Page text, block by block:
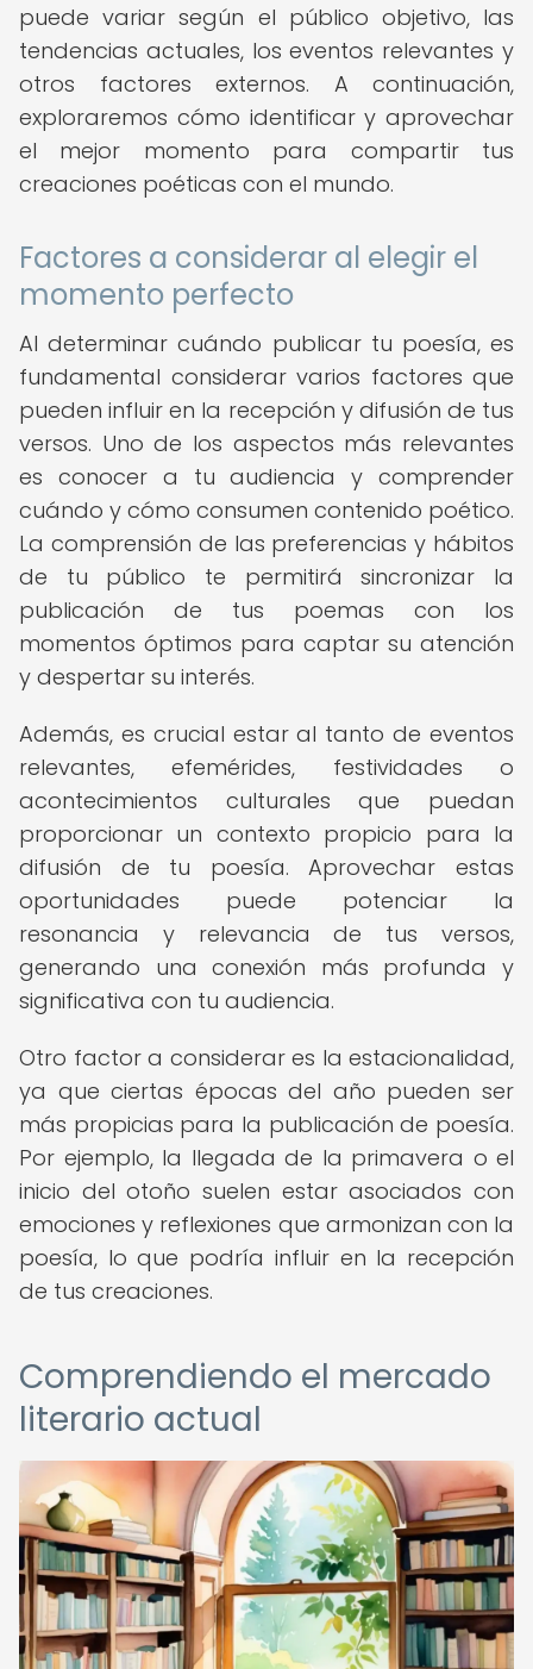
puede variar según el público objetivo, las
tendencias actuales, los eventos relevantes y
otros factores externos. A continuación,
exploraremos cómo identificar y aprovechar
el mejor momento para compartir tus
creaciones poéticas con el mundo.
Factores a considerar al elegir el
momento perfecto
Al determinar cuándo publicar tu poesía, es
fundamental considerar varios factores que
pueden influir en la recepción y difusión de tus
versos. Uno de los aspectos más relevantes
es conocer a tu audiencia y comprender
cuándo y cómo consumen contenido poético.
La comprensión de las preferencias y hábitos
de tu público te permitirá sincronizar la
publicación de tus poemas con los
momentos óptimos para captar su atención
y despertar su interés.
Además, es crucial estar al tanto de eventos
relevantes, efemérides, festividades o
acontecimientos culturales que puedan
proporcionar un contexto propicio para la
difusión de tu poesía. Aprovechar estas
oportunidades puede potenciar la
resonancia y relevancia de tus versos,
generando una conexión más profunda y
significativa con tu audiencia.
Otro factor a considerar es la estacionalidad,
ya que ciertas épocas del año pueden ser
más propicias para la publicación de poesía.
Por ejemplo, la llegada de la primavera o el
inicio del otoño suelen estar asociados con
emociones y reflexiones que armonizan con la
poesía, lo que podría influir en la recepción
de tus creaciones.
Comprendiendo el mercado
literario actual